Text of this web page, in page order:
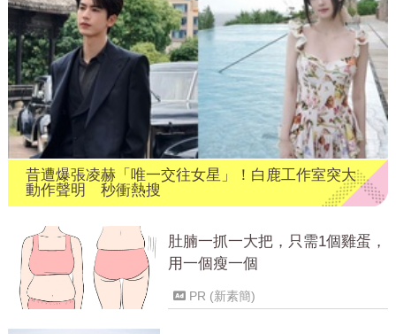
昔遭爆張凌赫「唯一交往女星」！白鹿工作室突大
動作聲明 秒衝熱搜
肚腩一抓一大把，只需1個雞蛋，
用一個瘦一個
PR (新素簡)